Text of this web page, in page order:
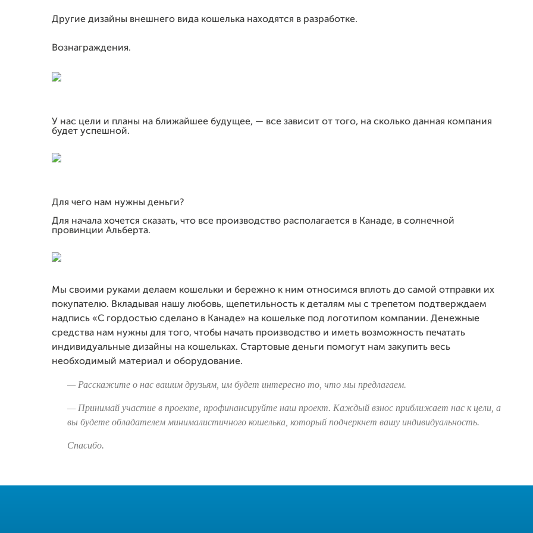
Другие дизайны внешнего вида кошелька находятся в разработке.
Вознаграждения.
У нас цели и планы на ближайшее будущее, — все зависит от того, на сколько данная компания
будет успешной.
Для чего нам нужны деньги?
Для начала хочется сказать, что все производство располагается в Канаде, в солнечной
провинции Альберта.
Мы своими руками делаем кошельки и бережно к ним относимся вплоть до самой отправки их
покупателю. Вкладывая нашу любовь, щепетильность к деталям мы с трепетом подтверждаем
надпись «С гордостью сделано в Канаде» на кошельке под логотипом компании. Денежные
средства нам нужны для того, чтобы начать производство и иметь возможность печатать
индивидуальные дизайны на кошельках. Стартовые деньги помогут нам закупить весь
необходимый материал и оборудование.
— Расскажите о нас вашим друзьям, им будет интересно то, что мы предлагаем.
— Принимай участие в проекте, профинансируйте наш проект. Каждый взнос приближает нас к цели, а
вы будете обладателем минималистичного кошелька, который подчеркнет вашу индивидуальность.
Спасибо.